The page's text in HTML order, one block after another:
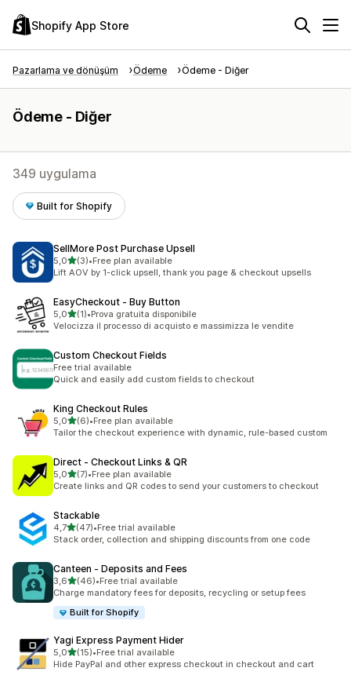
Shopify App Store
Pazarlama ve dönüşüm Ödeme Ödeme - Diğer
Ödeme - Diğer
349 uygulama
Built for Shopify
SellMore Post Purchase Upsell
5,05 yıldız üzerinden
(3)
toplam 3 değerlendirme
•Free plan available
Lift AOV by 1-click upsell, thank you page & checkout upsells
EasyCheckout ‑ Buy Button
5,05 yıldız üzerinden
(1)
toplam 1 değerlendirme
•Prova gratuita disponibile
Velocizza il processo di acquisto e massimizza le vendite
Custom Checkout Fields
Free trial available
Quick and easily add custom fields to checkout
King Checkout Rules
5,05 yıldız üzerinden
(6)
toplam 6 değerlendirme
•Free plan available
Tailor the checkout experience with dynamic, rule-based custom
Direct ‑ Checkout Links & QR
5,05 yıldız üzerinden
(7)
toplam 7 değerlendirme
•Free plan available
Create links and QR codes to send your customers to checkout
Stackable
4,75 yıldız üzerinden
(47)
toplam 47 değerlendirme
•Free trial available
Stack order, collection and shipping discounts from one code
Canteen ‑ Deposits and Fees
3,65 yıldız üzerinden
(46)
toplam 46 değerlendirme
•Free trial available
Charge mandatory fees for deposits, recycling or setup fees
Built for Shopify
Yagi Express Payment Hider
5,05 yıldız üzerinden
(15)
toplam 15 değerlendirme
•Free trial available
Hide PayPal and other express checkout in checkout and cart